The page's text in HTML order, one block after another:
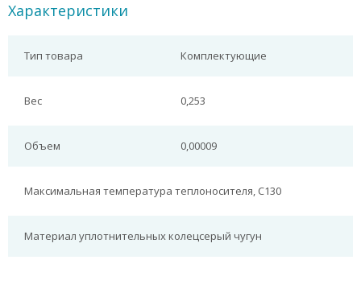
Характеристики
Тип товара Комплектующие
Вес 0,253
Объем 0,00009
Максимальная температура теплоносителя, C130
Материал уплотнительных колецсерый чугун